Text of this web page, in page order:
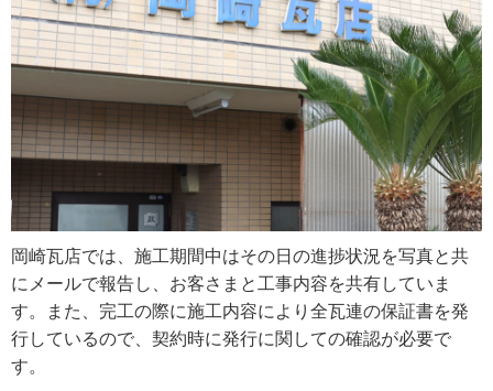
した。
「自分が経営者になって改めて大変だと感じたのは、やは
りお金の責任があることですね。ひとり親方は自分だけが
一生懸命になればどうにかなったけど、社員がいるとそれ
だけではいけません。今後は元請けの仕事を増やしていこ
うと考えています。仕事をしたお客さまからまた新たなお
客さまを紹介していただけるような、地域で頼りにされる
会社になりたいですね」
事もなかったようにすっきりさせること」と、興味深い回
答が。よくよく聞いてみると、それは仕事の苦労の跡を見
せないという職人としての美観のこだわりでした。
「やりにくい工事というのはやはりあるんですが、納まり
が悪いと『ああ、この部分は苦労したんだな』とはたから
見てわかるものなんです。工夫したよ大変だったよという
仕上がりになるべくしないのが、私にとって良い仕事です
ね。自分だけの満足だけど、スッとして恰好良く仕上がっ
た屋根が好きなんです」
最近、神奈川県周辺のお客さまから多く寄せられる相談は
「屋根を軽くしたい」ということ。いずれくるかもしれな
いと予想されている南海トラフ巨大地震を懸念し、屋根リ
岡崎瓦店では、施工期間中はその日の進捗状況を写真と共
にメールで報告し、お客さまと工事内容を共有していま
す。また、完工の際に施工内容により全瓦連の保証書を発
行しているので、契約時に発行に関しての確認が必要で
す。